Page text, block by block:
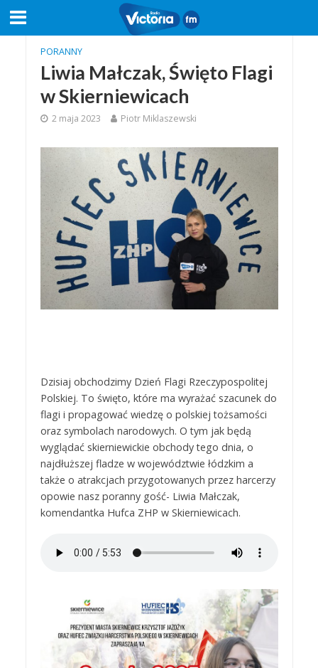
PORANNY
Liwia Małczak, Święto Flagi
w Skierniewicach
2 maja 2023 Piotr Miklaszewski
Dzisiaj obchodzimy Dzień Flagi Rzeczypospolitej
Polskiej. To święto, które ma wyrażać szacunek do
flagi i propagować wiedzę o polskiej tożsamości
oraz symbolach narodowych. O tym jak będą
wyglądać skierniewickie obchody tego dnia, o
najdłuższej fladze w województwie łódzkim a
także o atrakcjach przygotowanych przez harcerzy
opowie nasz poranny gość- Liwia Małczak,
komendantka Hufca ZHP w Skierniewicach.